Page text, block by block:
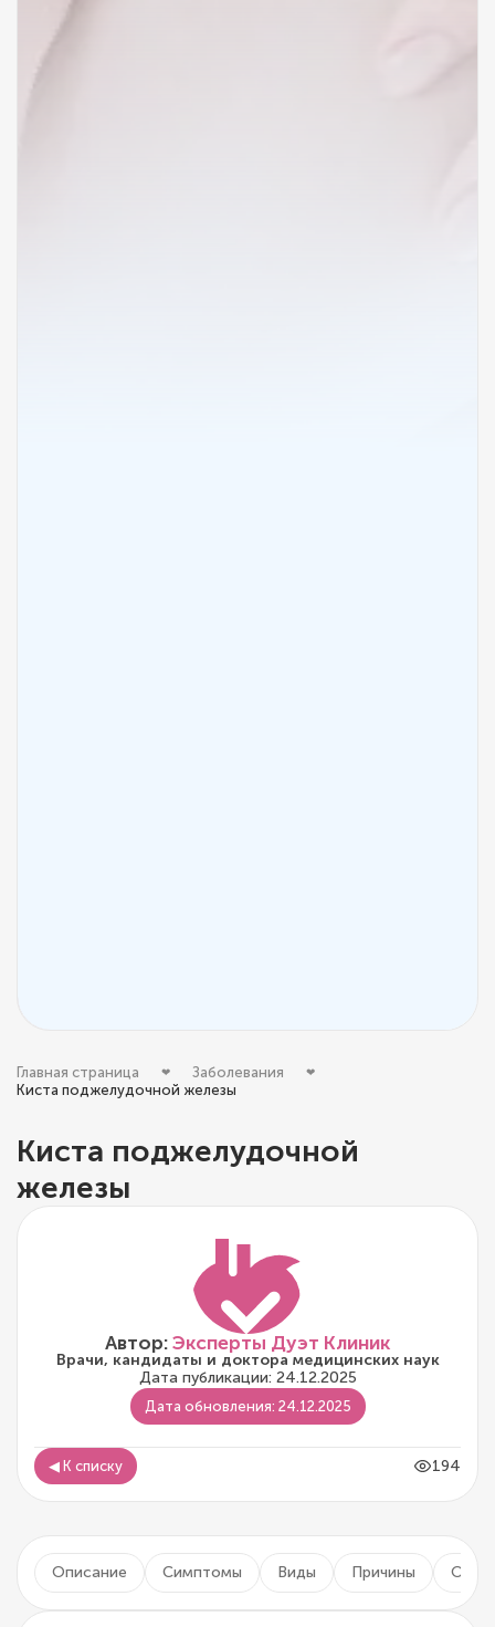
Главная страница
Заболевания
Киста поджелудочной железы
Киста поджелудочной
железы
Автор:Эксперты Дуэт Клиник
Врачи, кандидаты и доктора медицинских наук
Дата публикации: 24.12.2025
Дата обновления: 24.12.2025
◀ К списку 194
Описание Симптомы Виды Причины